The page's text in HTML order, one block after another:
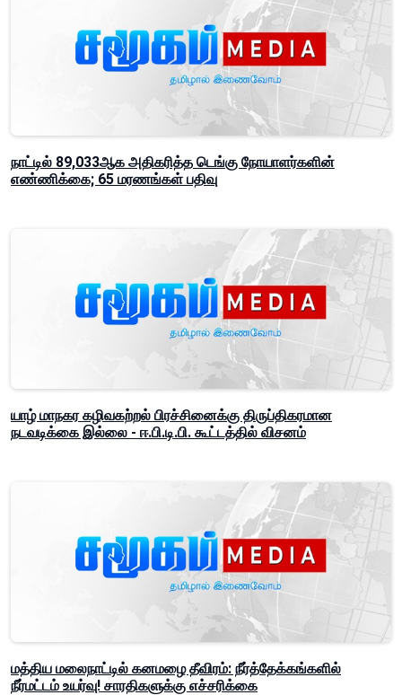
நாட்டில் 89,033ஆக அதிகரித்த டெங்கு நோயாளர்களின்
எண்ணிக்கை; 65 மரணங்கள் பதிவு
யாழ் மாநகர கழிவகற்றல் பிரச்சினைக்கு திருப்திகரமான
நடவடிக்கை இல்லை - ஈ.பி.டி.பி. கூட்டத்தில் விசனம்
மத்திய மலைநாட்டில் கனமழை தீவிரம்: நீர்த்தேக்கங்களில்
நீர்மட்டம் உயர்வு! சாரதிகளுக்கு எச்சரிக்கை